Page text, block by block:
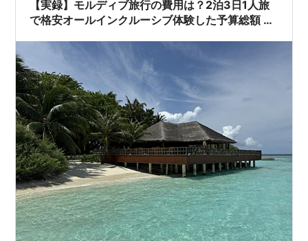
【実録】モルディブ旅行の費用は？2泊3日1人旅
で格安オールインクルーシブ体験した予算総額 航
など実費公開